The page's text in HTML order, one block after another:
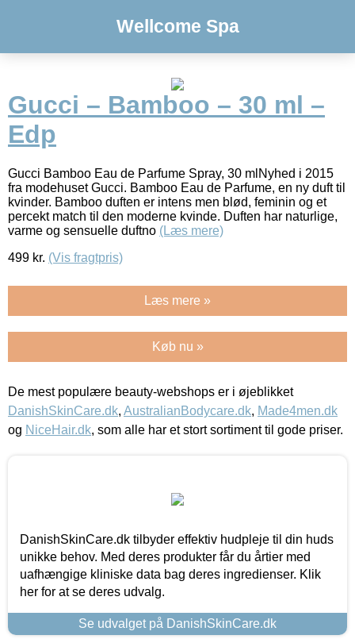
Wellcome Spa
Gucci – Bamboo – 30 ml –
Edp
Gucci Bamboo Eau de Parfume Spray, 30 mlNyhed i 2015
fra modehuset Gucci. Bamboo Eau de Parfume, en ny duft til
kvinder. Bamboo duften er intens men blød, feminin og et
percekt match til den moderne kvinde. Duften har naturlige,
varme og sensuelle duftno (Læs mere)
499 kr. (Vis fragtpris)
Læs mere »
Køb nu »
De mest populære beauty-webshops er i øjeblikket
DanishSkinCare.dk, AustralianBodycare.dk, Made4men.dk
og NiceHair.dk, som alle har et stort sortiment til gode priser.
DanishSkinCare.dk tilbyder effektiv hudpleje til din huds
unikke behov. Med deres produkter får du årtier med
uafhængige kliniske data bag deres ingredienser. Klik
her for at se deres udvalg.
Se udvalget på DanishSkinCare.dk